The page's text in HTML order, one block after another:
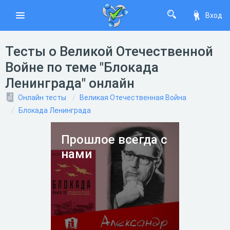
Вход
Тесты о Великой Отечественной
Войне по теме "Блокада
Ленинграда" онлайн
Онлайн тесты
Великая Отечественная Война
Блокада Ленинграда
Прошлое всегда с
нами